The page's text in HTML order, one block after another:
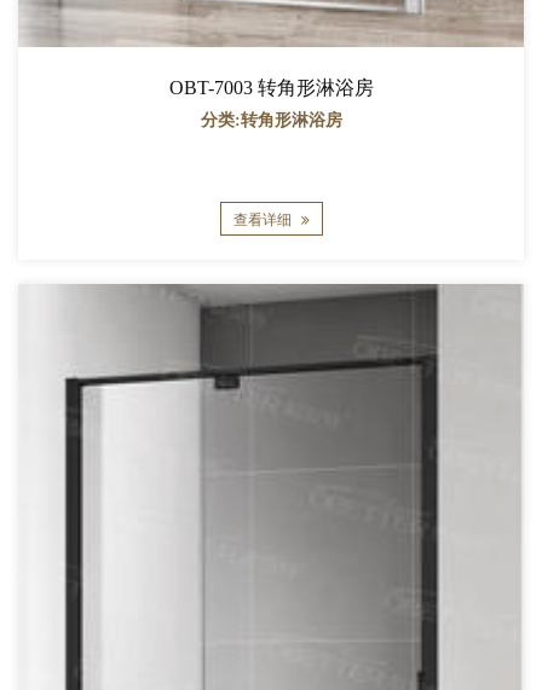
OBT-7003 转角形淋浴房
分类:转角形淋浴房
查看详细